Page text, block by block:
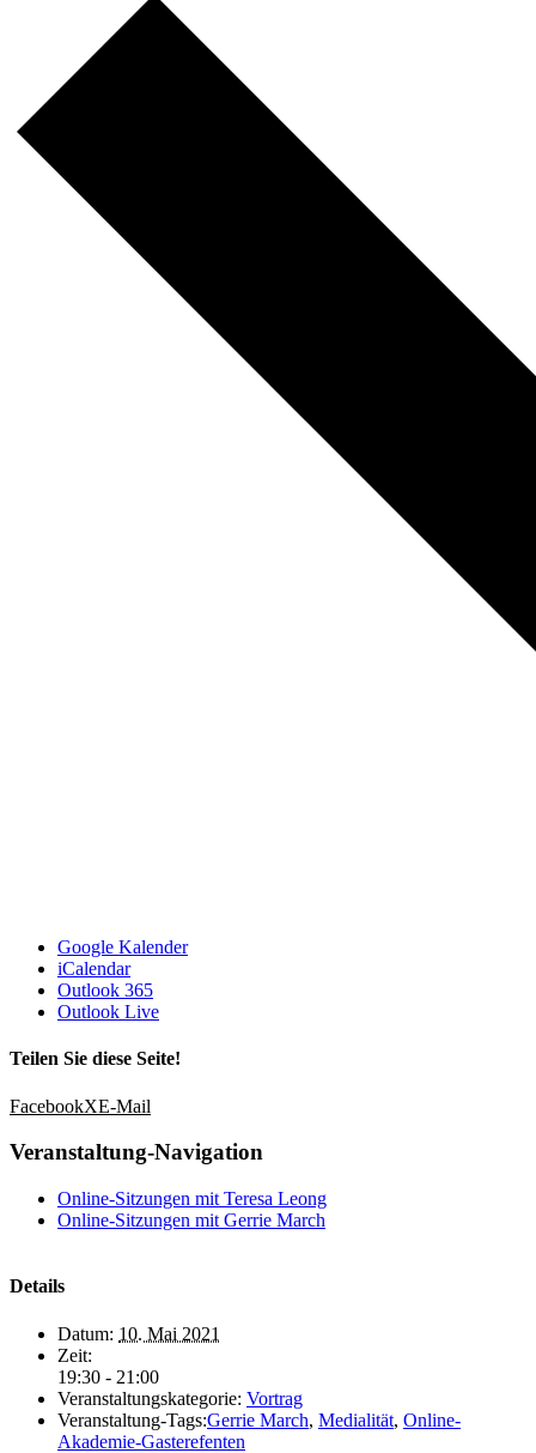
Google Kalender
iCalendar
Outlook 365
Outlook Live
Teilen Sie diese Seite!
FacebookXE-Mail
Veranstaltung-Navigation
Online-Sitzungen mit Teresa Leong
Online-Sitzungen mit Gerrie March
Details
Datum: 10. Mai 2021
Zeit:
19:30 - 21:00
Veranstaltungskategorie: Vortrag
Veranstaltung-Tags:Gerrie March, Medialität, Online-
Akademie-Gasterefenten